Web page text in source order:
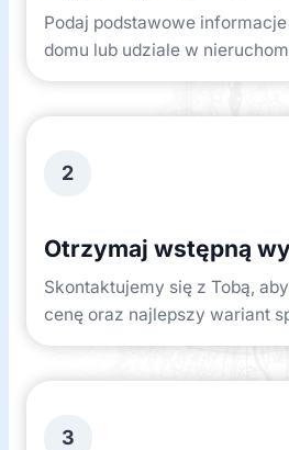
Podaj podstawowe
domu lub udziale w
2
Otrzymaj wstępną
Skontaktujemy się z Tobą,
cenę oraz najlepszy wariant
3